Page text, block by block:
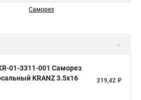
Саморез
01-3311-001 Саморез
KRANZ 3.5х16
219,42 ₽